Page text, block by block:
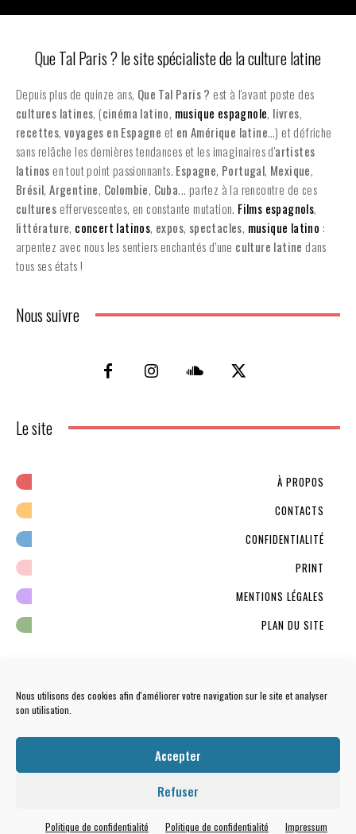
Nous utilisons des cookies afin d'améliorer votre navigation sur le site et analyser
son utilisation.
Accepter
Refuser
Politique de confidentialité Politique de confidentialité Impressum
Que Tal Paris ? le site spécialiste de la culture latine
Depuis plus de quinze ans, Que Tal Paris ? est à l'avant poste des
cultures latines, (cinéma latino, musique espagnole, livres,
recettes,voyages en Espagne et en Amérique latine…) et défriche
sans relâche les dernières tendances et les imaginaires d'artistes
latinos en tout point passionnants. Espagne, Portugal, Mexique,
Brésil,Argentine, Colombie, Cuba... partez à la rencontre de ces
cultures effervescentes, en constante mutation. Films espagnols,
littérature, concert latinos, expos, spectacles, musique latino :
arpentez avec nous les sentiers enchantés d’une culture latine dans
tous ses états !
Nous suivre
Le site
À PROPOS
CONTACTS
CONFIDENTIALITÉ
PRINT
MENTIONS LÉGALES
PLAN DU SITE
NEWSLETTER
Tous droits réservés Que Tal Paris ? © -Culture latine : musique, expo, film latino, livre